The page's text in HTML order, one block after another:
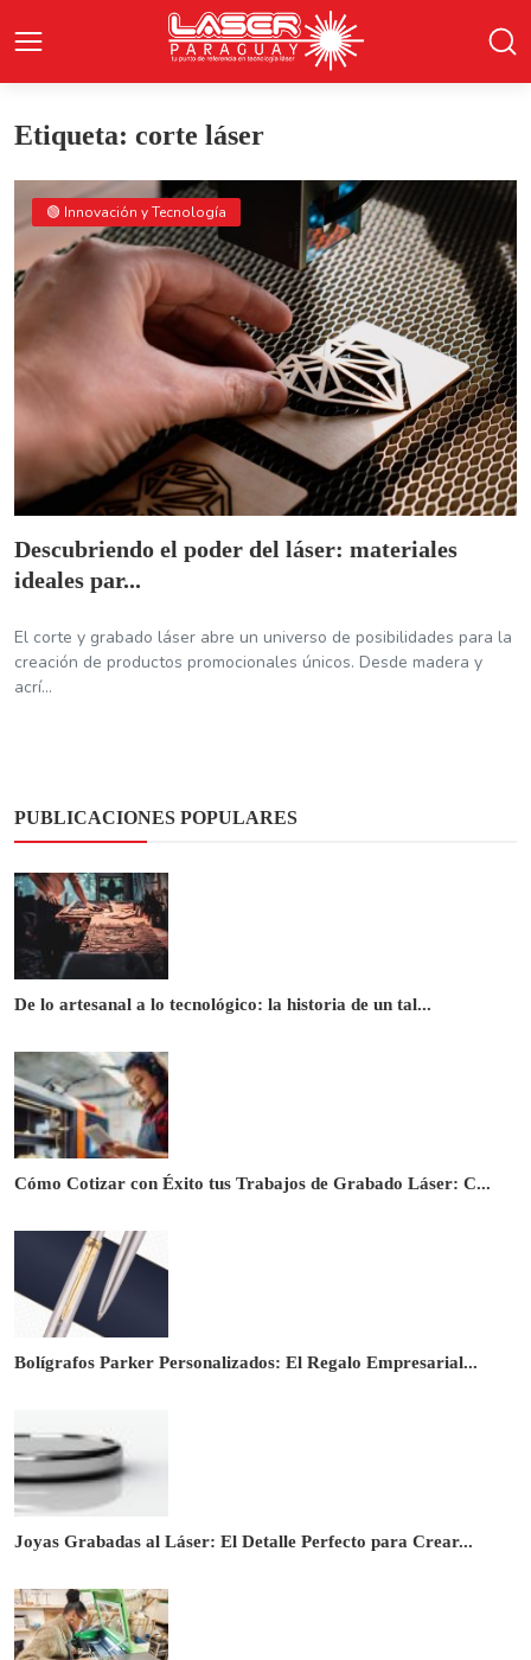
Etiqueta: corte láser
🟢 Innovación y Tecnología
Descubriendo el poder del láser: materiales
ideales par...
El corte y grabado láser abre un universo de posibilidades para la
creación de productos promocionales únicos. Desde madera y
acrí...
PUBLICACIONES POPULARES
De lo artesanal a lo tecnológico: la historia de un tal...
Cómo Cotizar con Éxito tus Trabajos de Grabado Láser: C...
Bolígrafos Parker Personalizados: El Regalo Empresarial...
Joyas Grabadas al Láser: El Detalle Perfecto para Crear...